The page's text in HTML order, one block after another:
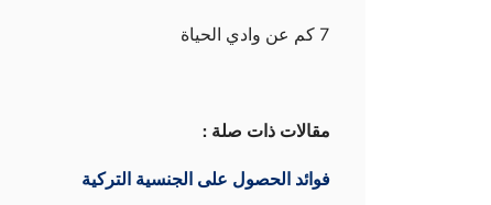
7 كم عن وادي الحياة
مقالات ذات صلة :
فوائد الحصول على الجنسية التركية